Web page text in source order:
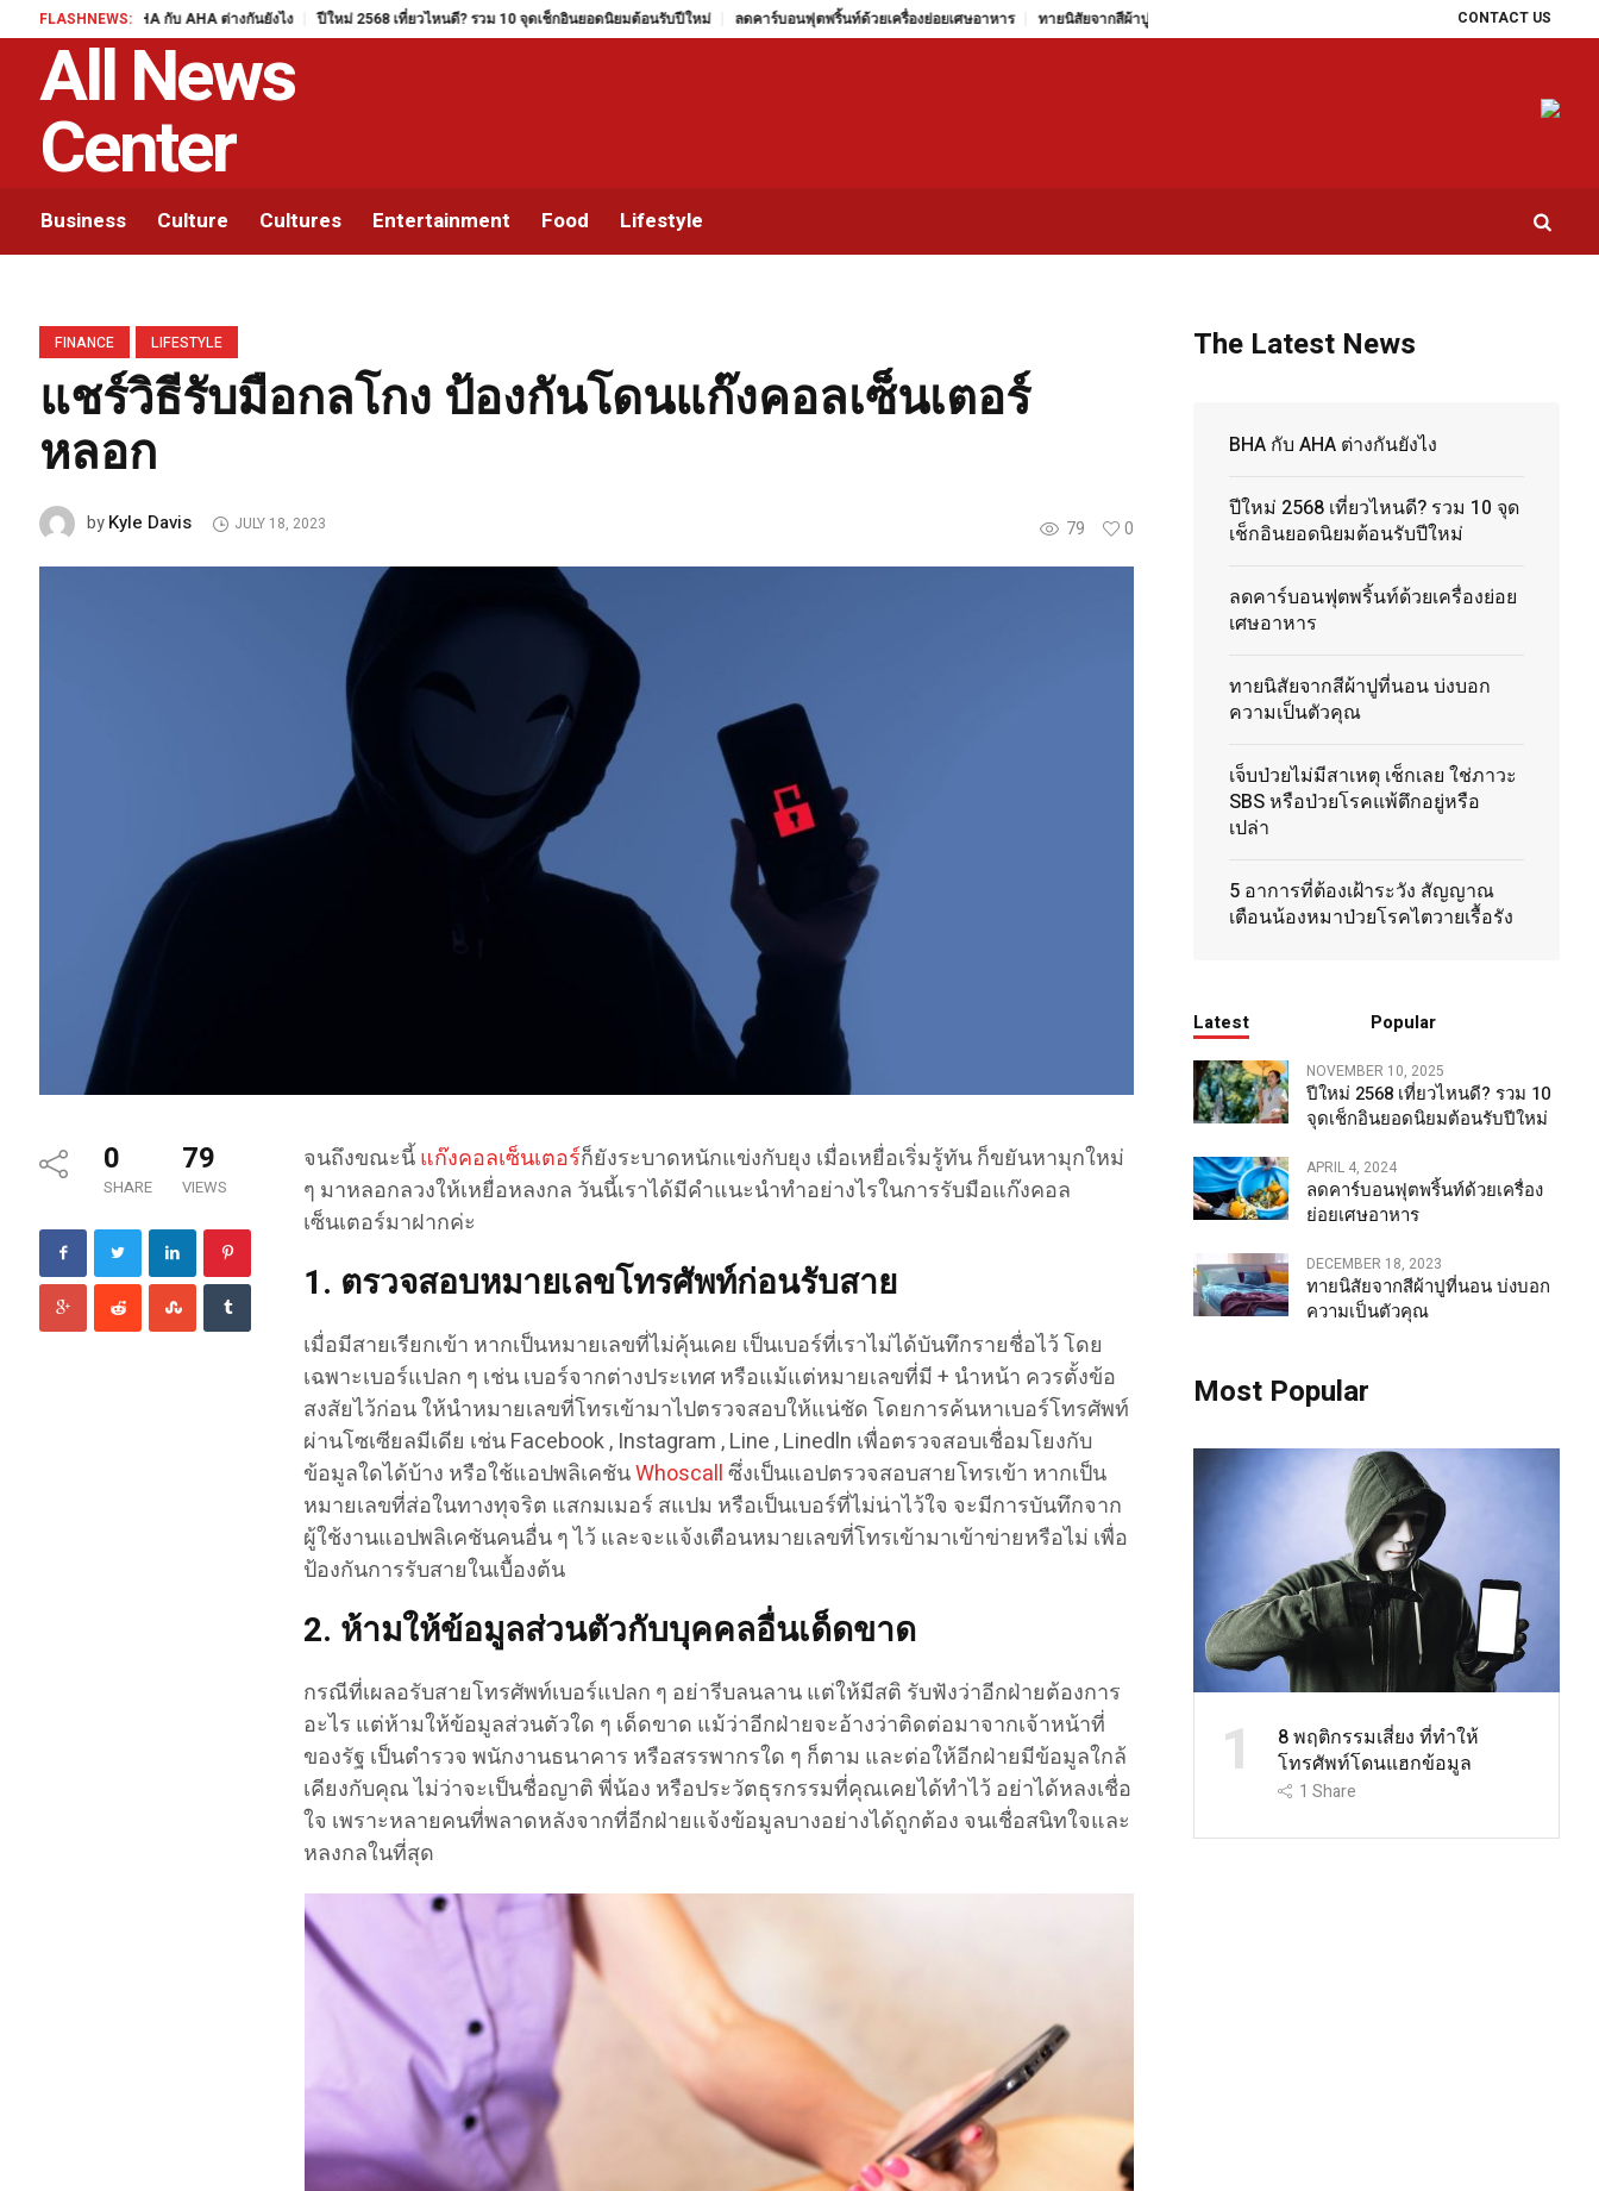
CONTACT US
FLASHNEWS:
BHA กับ AHA ต่างกันยังไง ปีใหม่ 2568 เที่ยวไหนดี? รวม 10 จุดเช็กอินยอดนิยมต้อนรับปีใหม่ ลดคาร์บอนฟุตพริ้นท์ด้วยเครื่องย่อยเศษอาหาร ทายนิสัยจากสีผ้าปูที่นอน บ่งบอกความเป็นตัวคุณ เจ็บป่วยไม่มีสาเหตุ เช็กเลย ใช่ภาวะ SBS หรือป่วย
All News
Center
Business Culture Cultures Entertainment Food Lifestyle
FINANCE LIFESTYLE
แชร์วิธีรับมือกลโกง ป้องกันโดนแก๊งคอลเซ็นเตอร์
หลอก
79 0
byKyle Davis JULY 18, 2023
0
SHARE
79
VIEWS
จนถึงขณะนี้แก๊งคอลเซ็นเตอร์ก็ยังระบาดหนักแข่งกับยุง เมื่อเหยื่อเริ่มรู้ทัน ก็ขยันหามุกใหม่
ๆ มาหลอกลวงให้เหยื่อหลงกล วันนี้เราได้มีคำแนะนำทำอย่างไรในการรับมือแก๊งคอล
เซ็นเตอร์มาฝากค่ะ
1. ตรวจสอบหมายเลขโทรศัพท์ก่อนรับสาย
เมื่อมีสายเรียกเข้า หากเป็นหมายเลขที่ไม่คุ้นเคย เป็นเบอร์ที่เราไม่ได้บันทึกรายชื่อไว้ โดย
เฉพาะเบอร์แปลก ๆ เช่น เบอร์จากต่างประเทศ หรือแม้แต่หมายเลขที่มี + นำหน้า ควรตั้งข้อ
สงสัยไว้ก่อน ให้นำหมายเลขที่โทรเข้ามาไปตรวจสอบให้แน่ชัด โดยการค้นหาเบอร์โทรศัพท์
ผ่านโซเซียลมีเดีย เช่น Facebook , Instagram , Line , Linedln เพื่อตรวจสอบเชื่อมโยงกับ
ข้อมูลใดได้บ้าง หรือใช้แอปพลิเคชันWhoscallซึ่งเป็นแอปตรวจสอบสายโทรเข้า หากเป็น
หมายเลขที่ส่อในทางทุจริต แสกมเมอร์ สแปม หรือเป็นเบอร์ที่ไม่น่าไว้ใจ จะมีการบันทึกจาก
ผู้ใช้งานแอปพลิเคชันคนอื่น ๆ ไว้ และจะแจ้งเตือนหมายเลขที่โทรเข้ามาเข้าข่ายหรือไม่ เพื่อ
ป้องกันการรับสายในเบื้องต้น
2. ห้ามให้ข้อมูลส่วนตัวกับบุคคลอื่นเด็ดขาด
กรณีที่เผลอรับสายโทรศัพท์เบอร์แปลก ๆ อย่ารีบลนลาน แต่ให้มีสติ รับฟังว่าอีกฝ่ายต้องการ
อะไร แต่ห้ามให้ข้อมูลส่วนตัวใด ๆ เด็ดขาด แม้ว่าอีกฝ่ายจะอ้างว่าติดต่อมาจากเจ้าหน้าที่
ของรัฐ เป็นตำรวจ พนักงานธนาคาร หรือสรรพากรใด ๆ ก็ตาม และต่อให้อีกฝ่ายมีข้อมูลใกล้
เคียงกับคุณ ไม่ว่าจะเป็นชื่อญาติ พี่น้อง หรือประวัตธุรกรรมที่คุณเคยได้ทำไว้ อย่าได้หลงเชื่อ
ใจ เพราะหลายคนที่พลาดหลังจากที่อีกฝ่ายแจ้งข้อมูลบางอย่างได้ถูกต้อง จนเชื่อสนิทใจและ
หลงกลในที่สุด
The Latest News
BHA กับ AHA ต่างกันยังไง
ปีใหม่ 2568 เที่ยวไหนดี? รวม 10 จุด
เช็กอินยอดนิยมต้อนรับปีใหม่
ลดคาร์บอนฟุตพริ้นท์ด้วยเครื่องย่อย
เศษอาหาร
ทายนิสัยจากสีผ้าปูที่นอน บ่งบอก
ความเป็นตัวคุณ
เจ็บป่วยไม่มีสาเหตุ เช็กเลย ใช่ภาวะ
SBS หรือป่วยโรคแพ้ตึกอยู่หรือ
เปล่า
5 อาการที่ต้องเฝ้าระวัง สัญญาณ
เตือนน้องหมาป่วยโรคไตวายเรื้อรัง
Latest Popular
NOVEMBER 10, 2025
ปีใหม่ 2568 เที่ยวไหนดี? รวม 10
จุดเช็กอินยอดนิยมต้อนรับปีใหม่
APRIL 4, 2024
ลดคาร์บอนฟุตพริ้นท์ด้วยเครื่อง
ย่อยเศษอาหาร
DECEMBER 18, 2023
ทายนิสัยจากสีผ้าปูที่นอน บ่งบอก
ความเป็นตัวคุณ
Most Popular
1
8 พฤติกรรมเสี่ยง ที่ทำให้
โทรศัพท์โดนแฮกข้อมูล
1 Share